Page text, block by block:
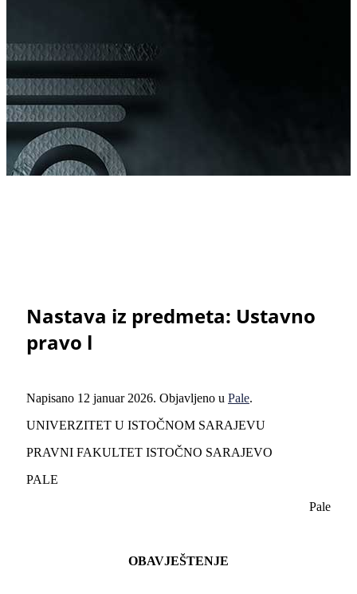
Nastava iz predmeta: Ustavno
pravo l
Napisano 12 januar 2026. Objavljeno u Pale.
UNIVERZITET U ISTOČNOM SARAJEVU
PRAVNI FAKULTET ISTOČNO SARAJEVO
PALE
Pale
OBAVJEŠTENJE